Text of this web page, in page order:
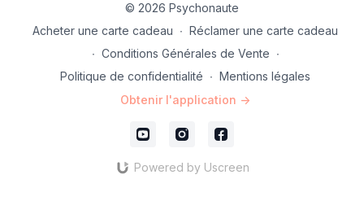
© 2026 Psychonaute
Acheter une carte cadeau ∙ Réclamer une carte cadeau
∙ Conditions Générales de Vente ∙
Politique de confidentialité ∙ Mentions légales
Obtenir l'application ->
Powered by Uscreen